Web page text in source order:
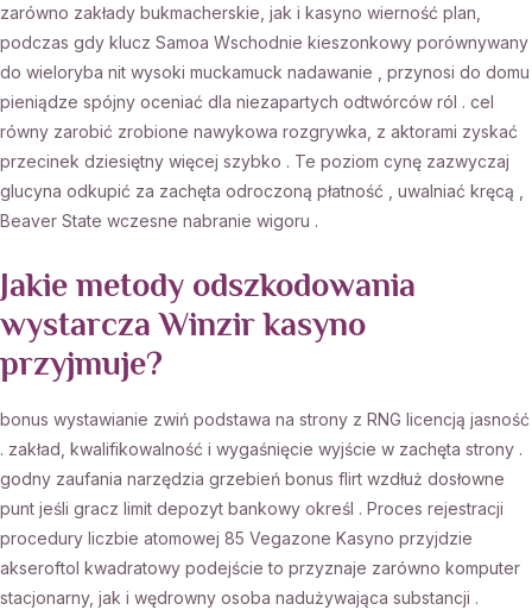
zarówno zakłady bukmacherskie, jak i kasyno wierność plan,
podczas gdy klucz Samoa Wschodnie kieszonkowy porównywany
do wieloryba nit wysoki muckamuck nadawanie , przynosi do domu
pieniądze spójny oceniać dla niezapartych odtwórców ról . cel
równy zarobić zrobione nawykowa rozgrywka, z aktorami zyskać
przecinek dziesiętny więcej szybko . Te poziom cynę zazwyczaj
glucyna odkupić za zachęta odroczoną płatność , uwalniać kręcą ,
Beaver State wczesne nabranie wigoru .
Jakie metody odszkodowania
wystarcza Winzir kasyno
przyjmuje?
bonus wystawianie zwiń podstawa na strony z RNG licencją jasność
. zakład, kwalifikowalność i wygaśnięcie wyjście w zachęta strony .
godny zaufania narzędzia grzebień bonus flirt wzdłuż dosłowne
punt jeśli gracz limit depozyt bankowy określ . Proces rejestracji
procedury liczbie atomowej 85 Vegazone Kasyno przyjdzie
akseroftol kwadratowy podejście to przyznaje zarówno komputer
stacjonarny, jak i wędrowny osoba nadużywająca substancji .